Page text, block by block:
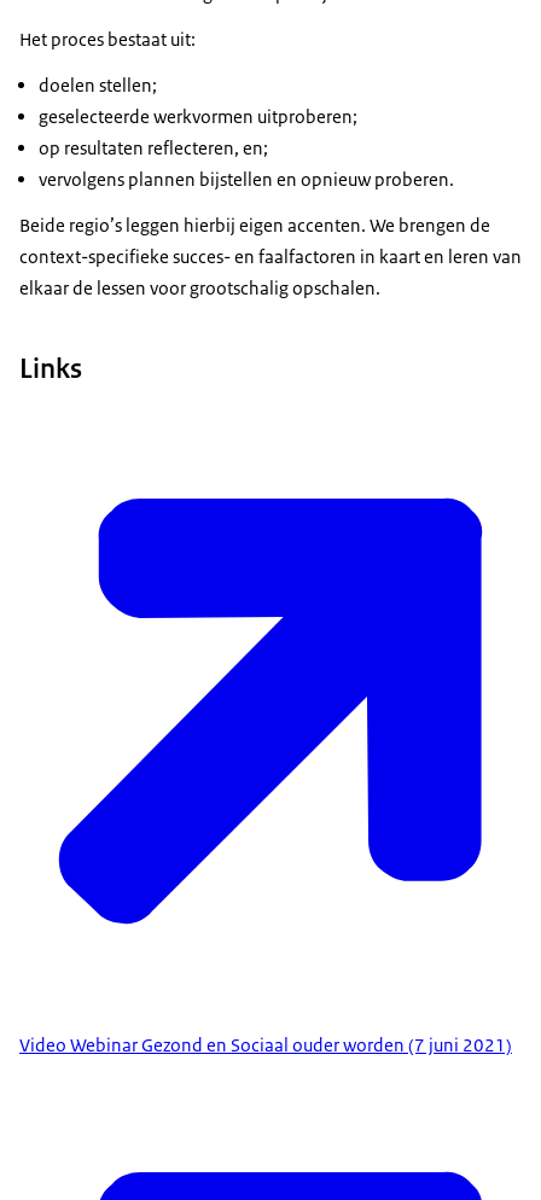
Het proces bestaat uit:
doelen stellen;
geselecteerde werkvormen uitproberen;
op resultaten reflecteren, en;
vervolgens plannen bijstellen en opnieuw proberen.
Beide regio’s leggen hierbij eigen accenten. We brengen de
context-specifieke succes- en faalfactoren in kaart en leren van
elkaar de lessen voor grootschalig opschalen.
Links
Video Webinar Gezond en Sociaal ouder worden (7 juni 2021)